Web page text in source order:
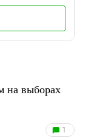
на выборах
1